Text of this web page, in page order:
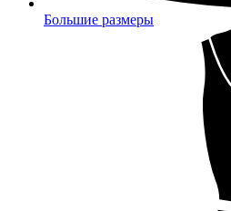
Большие размеры